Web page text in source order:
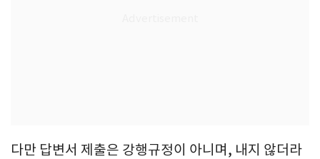
다만 답변서 제출은 강행규정이 아니며, 내지 않더라